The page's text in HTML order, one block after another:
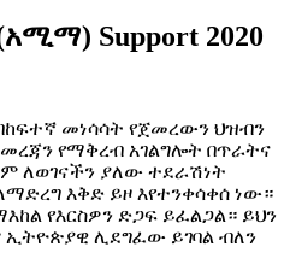
Support 2020
መነሳሳት የጀመረውን ህዝብን
የማቅረብ አገልግሎት በጥራትና
ለወገናችን ያለው ተደራሽነት
እቅድ ይዞ እየተንቀሳቀሰ ነው።
የእርስዎን ድጋፍ ይፈልጋል። ይህን
ሊደግፈው ይገባል ብለን